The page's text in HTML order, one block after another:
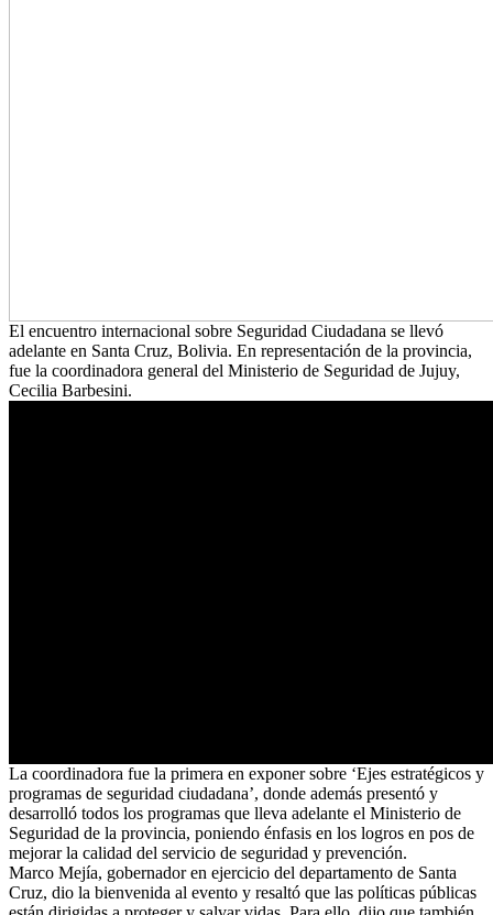
El encuentro internacional sobre Seguridad Ciudadana se llevó
adelante en Santa Cruz, Bolivia. En representación de la provincia,
fue la coordinadora general del Ministerio de Seguridad de Jujuy,
Cecilia Barbesini.
La coordinadora fue la primera en exponer sobre ‘Ejes estratégicos y
programas de seguridad ciudadana’, donde además presentó y
desarrolló todos los programas que lleva adelante el Ministerio de
Seguridad de la provincia, poniendo énfasis en los logros en pos de
mejorar la calidad del servicio de seguridad y prevención.
Marco Mejía, gobernador en ejercicio del departamento de Santa
Cruz, dio la bienvenida al evento y resaltó que las políticas públicas